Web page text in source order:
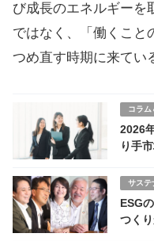
び成長のエネルギーを
ではなく、「働くこと
つめ直す時期に来てい
コラム
2026
り手
サステ
ESG
つく